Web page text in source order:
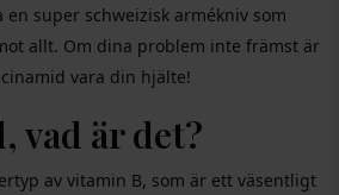
super schweizisk armékniv som
allt. Om dina problem inte främst är
vara din hjälte!
vad är det?
av vitamin B, som är ett väsentligt